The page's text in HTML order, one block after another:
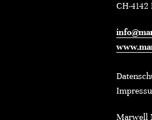
CH-4142
Marwell